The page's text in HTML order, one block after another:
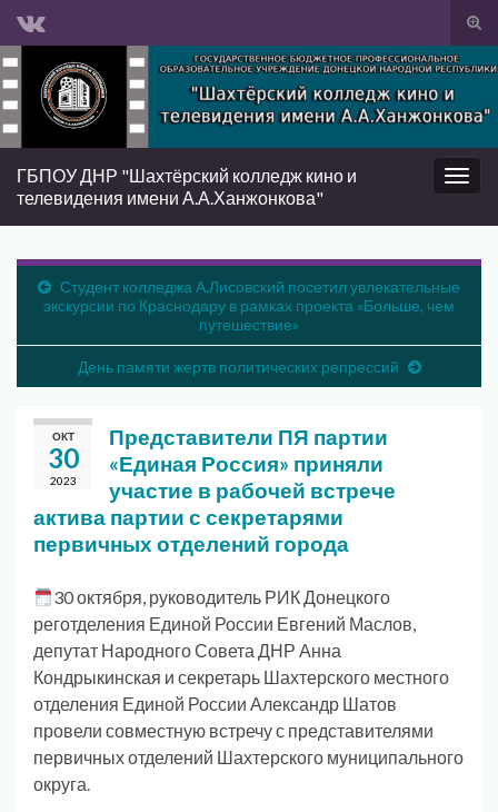
Вкл/
Search for:
Вкл/
ГБПОУ ДНР "Шахтёрский колледж кино и
телевидения имени А.А.Ханжонкова"
Студент колледжа А.Лисовский посетил увлекательные
экскурсии по Краснодару в рамках проекта «Больше, чем
путешествие»
День памяти жертв политических репрессий
ОКТ
30
2023
Представители ПЯ партии
«Единая Россия» приняли
участие в рабочей встрече
актива партии с секретарями
первичных отделений города
30 октября, руководитель РИК Донецкого
реготделения Единой России Евгений Маслов,
депутат Народного Совета ДНР Анна
Кондрыкинская и секретарь Шахтерского местного
отделения Единой России Александр Шатов
провели совместную встречу с представителями
первичных отделений Шахтерского муниципального
округа.